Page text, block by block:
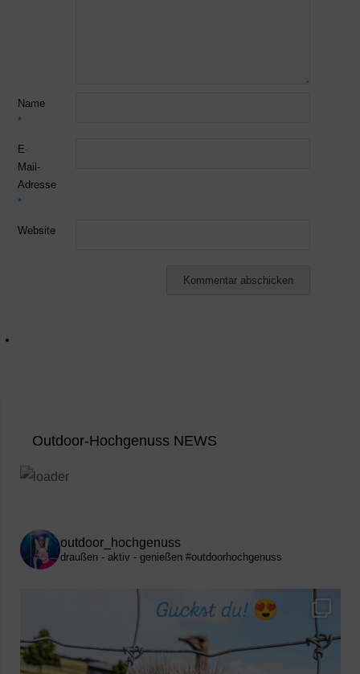
Name
*
E-
Mail-
Adresse
*
Website
Outdoor-Hochgenuss NEWS
outdoor_hochgenuss
draußen - aktiv - genießen #outdoorhochgenuss